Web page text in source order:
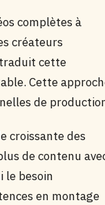
complètes à
créateurs
cette
Cette
de
croissante des
de contenu
le besoin
en montage